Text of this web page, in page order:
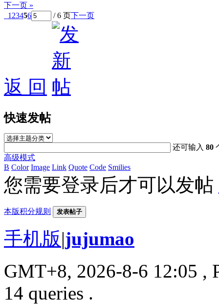
下一页 »
1 23456 / 6 页下一页
返 回
快速发帖
还可输入80
高级模式
B Color Image Link Quote Code Smilies
您需要登录后才可以发帖
本版积分规则 发表帖子
手机版|jujumao
GMT+8, 2026-8-6 12:05 ,
14 queries .